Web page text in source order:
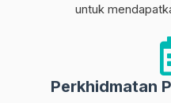
untuk
Perkhidmatan